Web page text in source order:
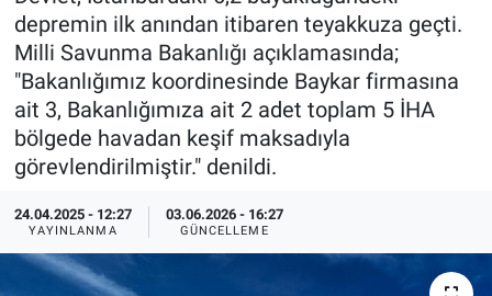
depremin ilk anından itibaren teyakkuza geçti.
Milli Savunma Bakanlığı açıklamasında;
"Bakanlığımız koordinesinde Baykar firmasına
ait 3, Bakanlığımıza ait 2 adet toplam 5 İHA
bölgede havadan keşif maksadıyla
görevlendirilmiştir." denildi.
24.04.2025 - 12:27
YAYINLANMA
03.06.2026 - 16:27
GÜNCELLEME
Özel Haberler
Yazarlar
Dünya
Medya
Özel Haberler
Kadın
Erişim Bilgileri
Haber Arşivi